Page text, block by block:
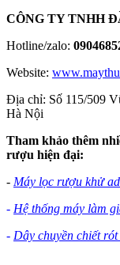
CÔNG TY TNHH
Hotline/zalo:
Website:
Địa chỉ: Số 115/509
Hà Nội
Tham khảo thêm
rượu hiện đại:
- Máy lọc rượu khử
- Hệ thống máy làm
- Dây chuyền chiết